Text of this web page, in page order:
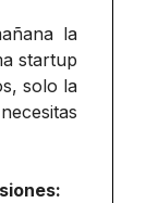
la
startup
solo la